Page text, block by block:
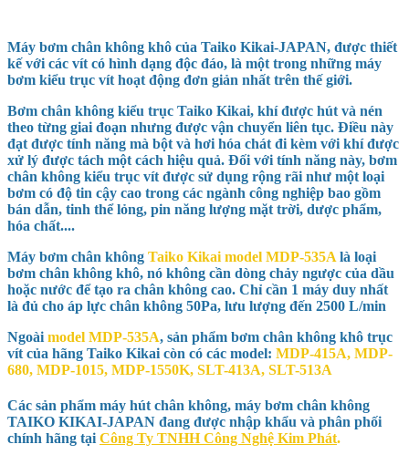
Máy bơm chân không khô của Taiko Kikai-JAPAN, được thiết
kế với các vít có hình dạng độc đáo, là một trong những máy
bơm kiểu trục vít hoạt động đơn giản nhất trên thế giới.
Bơm chân không kiểu trục Taiko Kikai, khí được hút và nén
theo từng giai đoạn nhưng được vận chuyển liên tục. Điều này
đạt được tính năng mà bột và hơi hóa chát đi kèm với khí được
xử lý được tách một cách hiệu quả. Đối với tính năng này, bơm
chân không kiểu trục vít được sử dụng rộng rãi như một loại
bơm có độ tin cậy cao trong các ngành công nghiệp bao gồm
bán dẫn, tinh thể lỏng, pin năng lượng mặt trời, dược phẩm,
hóa chất....
Máy bơm chân không Taiko Kikai model MDP-535A là loại
bơm chân không khô, nó không cần dòng chảy ngược của dầu
hoặc nước để tạo ra chân không cao. Chỉ cần 1 máy duy nhất
là đủ cho áp lực chân không 50Pa, lưu lượng đến 2500 L/min
Ngoài model MDP-535A, sản phẩm bơm chân không khô trục
vít của hãng Taiko Kikai còn có các model: MDP-415A, MDP-
680, MDP-1015, MDP-1550K, SLT-413A, SLT-513A
Các sản phẩm máy hút chân không, máy bơm chân không
TAIKO KIKAI-JAPAN đang được nhập khẩu và phân phối
chính hãng tại Công Ty TNHH Công Nghệ Kim Phát.